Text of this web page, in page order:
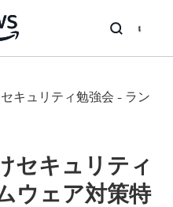
キュリティ勉強会 - ラン
セキュリティ
ウェア対策特